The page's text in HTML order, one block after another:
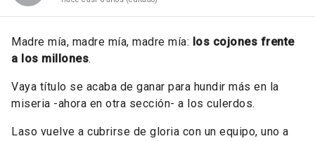
Madre mía, madre mía, madre mía: los cojones frente
a los millones.
Vaya título se acaba de ganar para hundir más en la
miseria -ahora en otra sección- a los culerdos.
Laso vuelve a cubrirse de gloria con un equipo, uno a